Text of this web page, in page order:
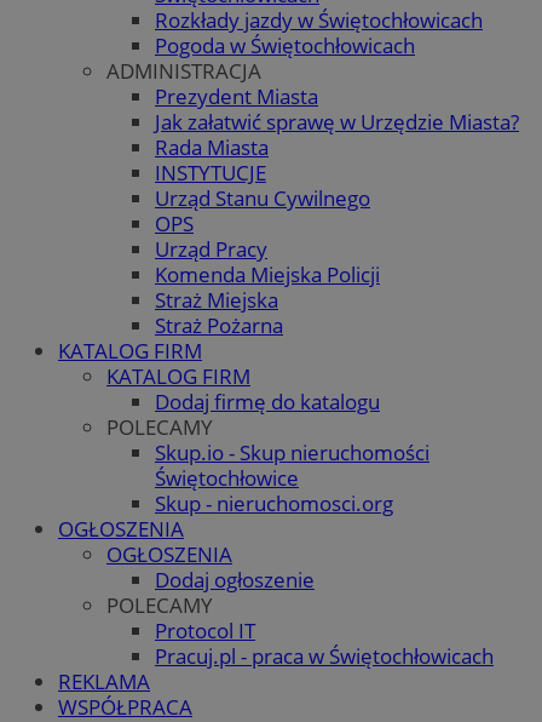
Rozkłady jazdy w Świętochłowicach
Pogoda w Świętochłowicach
ADMINISTRACJA
Prezydent Miasta
Jak załatwić sprawę w Urzędzie Miasta?
Rada Miasta
INSTYTUCJE
Urząd Stanu Cywilnego
OPS
Urząd Pracy
Komenda Miejska Policji
Straż Miejska
Straż Pożarna
KATALOG FIRM
KATALOG FIRM
Dodaj firmę do katalogu
POLECAMY
Skup.io - Skup nieruchomości
Świętochłowice
Skup - nieruchomosci.org
OGŁOSZENIA
OGŁOSZENIA
Dodaj ogłoszenie
POLECAMY
Protocol IT
Pracuj.pl - praca w Świętochłowicach
REKLAMA
WSPÓŁPRACA